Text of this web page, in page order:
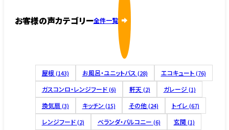
お客様の声カテゴリー全件一覧
屋根 (143) お風呂・ユニットバス (28) エコキュート (76)
ガスコンロ・レンジフード (6) 軒天 (2) ガレージ (1)
換気扇 (3) キッチン (15) その他 (24) トイレ (67)
レンジフード (2) ベランダ・バルコニー (6) 玄関 (1)